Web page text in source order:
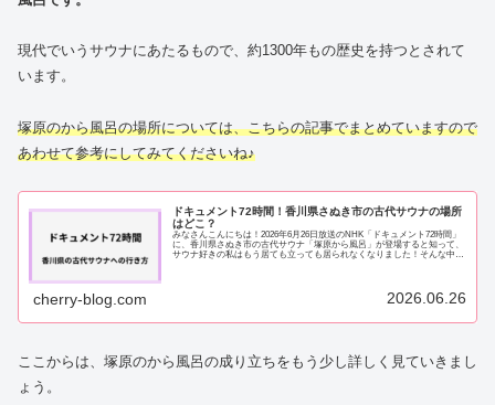
現代でいうサウナにあたるもので、約1300年もの歴史を持つとされて
います。
塚原のから風呂の場所については、こちらの記事でまとめていますので
あわせて参考にしてみてくださいね♪
ドキュメント72時間！香川県さぬき市の古代サウナの場所
はどこ？
みなさんこんにちは！2026年6月26日放送のNHK「ドキュメント72時間」
に、香川県さぬき市の古代サウナ「塚原から風呂」が登場すると知って、
サウナ好きの私はもう居ても立っても居られなくなりました！そんな中、
cherry-blog.com 2026.06.26
ここからは、塚原のから風呂の成り立ちをもう少し詳しく見ていきまし
ょう。